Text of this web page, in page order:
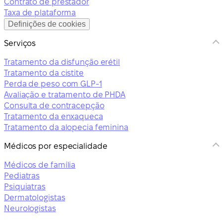
Contrato de prestador
Taxa de plataforma
Definições de cookies
Serviços
Tratamento da disfunção erétil
Tratamento da cistite
Perda de peso com GLP-1
Avaliação e tratamento de PHDA
Consulta de contracepção
Tratamento da enxaqueca
Tratamento da alopecia feminina
Médicos por especialidade
Médicos de família
Pediatras
Psiquiatras
Dermatologistas
Neurologistas